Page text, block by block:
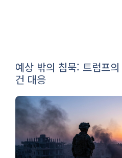
예상 밖의 침묵: 트럼프
건 대응